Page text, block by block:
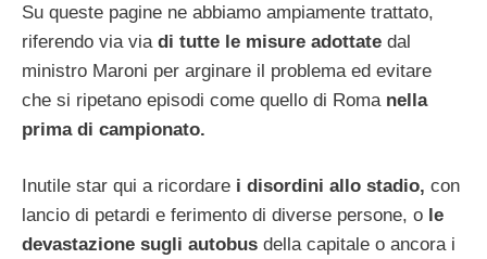
Su queste pagine ne abbiamo ampiamente trattato,
riferendo via via di tutte le misure adottate dal
ministro Maroni per arginare il problema ed evitare
che si ripetano episodi come quello di Roma nella
prima di campionato.
Inutile star qui a ricordare i disordini allo stadio, con
lancio di petardi e ferimento di diverse persone, o le
devastazione sugli autobus della capitale o ancora i